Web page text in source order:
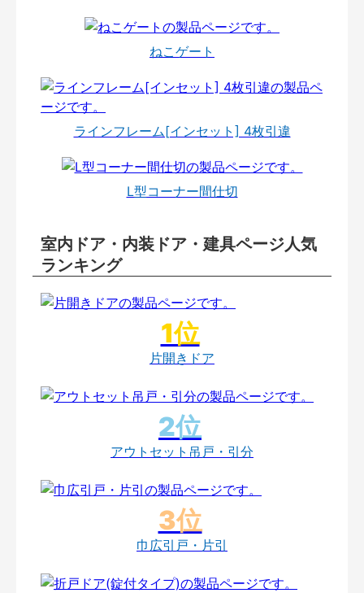
ねこゲート
ラインフレーム[インセット] 4枚引違
L型コーナー間仕切
室内ドア・内装ドア・建具ページ人気
ランキング
片開きドア
アウトセット吊戸・引分
巾広引戸・片引